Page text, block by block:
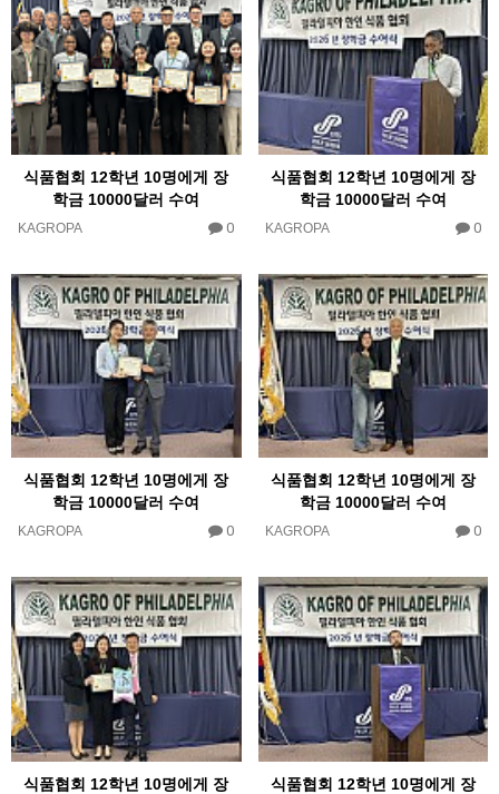
식품협회 12학년 10명에게 장
학금 10000달러 수여
KAGROPA 0
식품협회 12학년 10명에게 장
학금 10000달러 수여
KAGROPA 0
식품협회 12학년 10명에게 장
학금 10000달러 수여
KAGROPA 0
식품협회 12학년 10명에게 장
학금 10000달러 수여
KAGROPA 0
식품협회 12학년 10명에게 장
식품협회 12학년 10명에게 장